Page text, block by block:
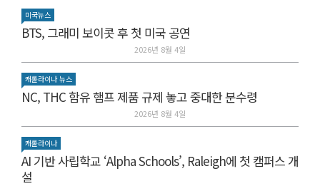
미국뉴스
BTS, 그래미 보이콧 후 첫 미국 공연
2026년 8월 4일
캐롤라이나 뉴스
NC, THC 함유 햄프 제품 규제 놓고 중대한 분수령
2026년 8월 4일
캐롤라이나
AI 기반 사립학교 ‘Alpha Schools’, Raleigh에 첫 캠퍼스 개
설